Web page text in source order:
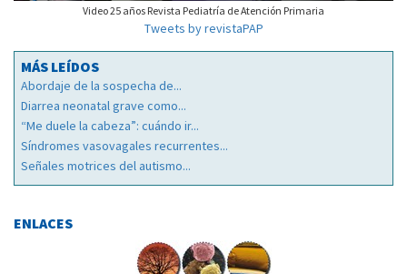
Video 25 años Revista Pediatría de Atención Primaria
Tweets by revistaPAP
MÁS LEÍDOS
Abordaje de la sospecha de...
Diarrea neonatal grave como...
“Me duele la cabeza”: cuándo ir...
Síndromes vasovagales recurrentes...
Señales motrices del autismo...
ENLACES